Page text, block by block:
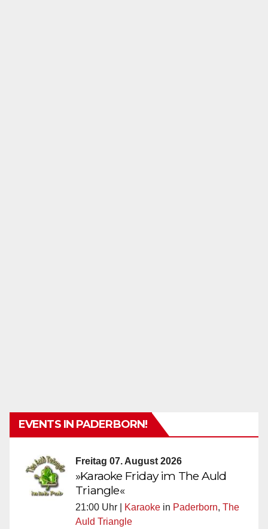
EVENTS IN PADERBORN!
Freitag 07. August 2026
»Karaoke Friday im The Auld
Triangle«
21:00 Uhr | Karaoke in Paderborn, The
Auld Triangle